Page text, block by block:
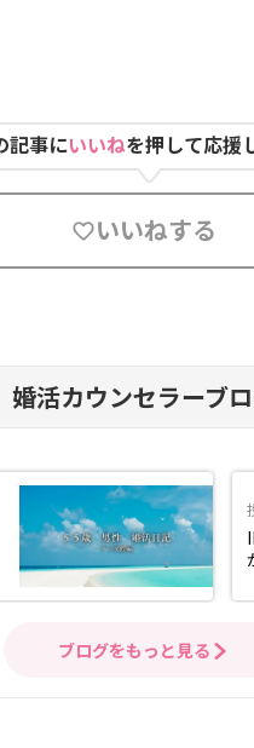
記事にいいねを押して応援
いいねする
婚活カウンセラーブ
ブログをもっと見る